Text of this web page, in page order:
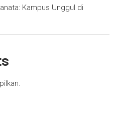
Kampus Unggul di